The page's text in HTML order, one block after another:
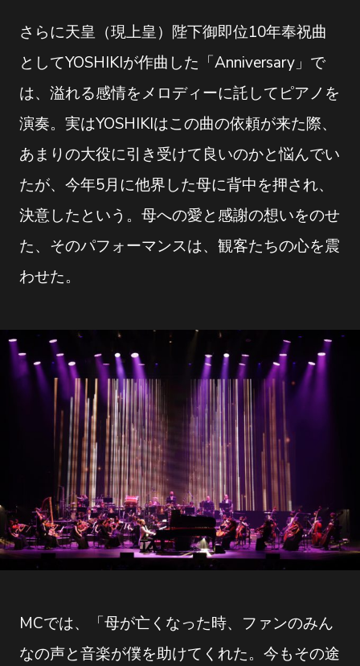
さらに天皇（現上皇）陛下御即位10年奉祝曲
としてYOSHIKIが作曲した「Anniversary」で
は、溢れる感情をメロディーに託してピアノを
演奏。実はYOSHIKIはこの曲の依頼が来た際、
あまりの大役に引き受けて良いのかと悩んでい
たが、今年5月に他界した母に背中を押され、
決意したという。母への愛と感謝の想いをのせ
た、そのパフォーマンスは、観客たちの心を震
わせた。
MCでは、「母が亡くなった時、ファンのみん
なの声と音楽が僕を助けてくれた。今もその途